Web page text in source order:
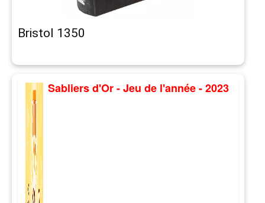
Bristol 1350
Sabliers d'Or - Jeu de l'année - 2023